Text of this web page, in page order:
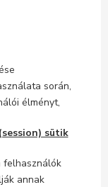
során,
élményt,
sütik
felhasználók
annak